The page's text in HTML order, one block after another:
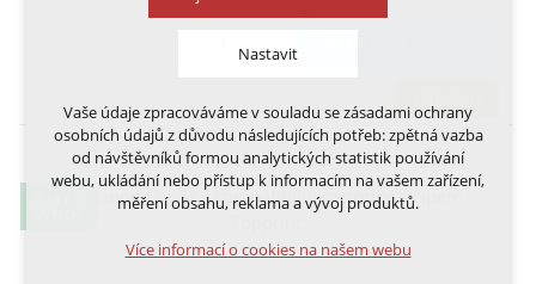
Nastavit
Technická cookies
nutná pro provozování webu
udržení kontextu stránek (session): případná
přihlášení, volby jazyka, apod.
Volitelná cookies
analytická pro anonymizované vyhodnocení
Vaše údaje zpracováváme v souladu se zásadami ochrany
osobních údajů z důvodu následujících potřeb: zpětná vazba
od návštěvníků formou analytických statistik používání
webu, ukládání nebo přístup k informacím na vašem zařízení,
měření obsahu, reklama a vývoj produktů.
Více informací o cookies na našem webu